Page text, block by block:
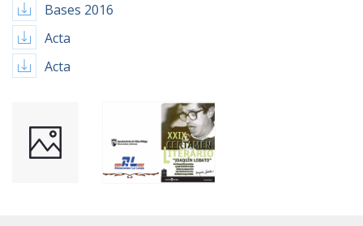
Bases 2016
Acta
Acta